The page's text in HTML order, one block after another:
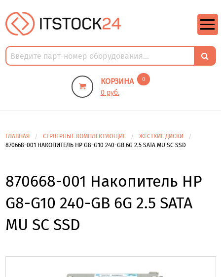
КОРЗИНА 0
0 руб.
ГЛАВНАЯ СЕРВЕРНЫЕ КОМПЛЕКТУЮЩИЕ
ЖЁСТКИЕ ДИСКИ
870668-001 НАКОПИТЕЛЬ HP G8-G10 240-GB 6G 2.5 SATA MU SC SSD
870668-001 Накопитель HP
G8-G10 240-GB 6G 2.5 SATA
MU SC SSD